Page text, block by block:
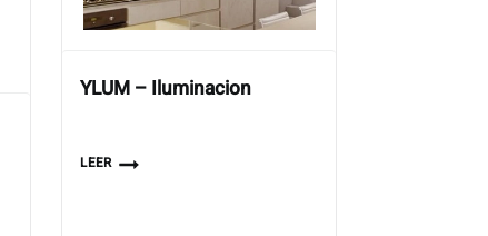
YLUM – Iluminacion
LEER